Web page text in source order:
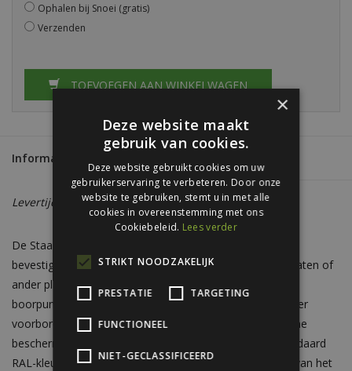
Ophalen bij Snoei (gratis)
Verzenden
TOEVOEGEN AAN WINKELWAGEN
Informatie
Levertijd: Circa 5 - 7 werkdagen
De Staaltex-schroeven zijn speciaal ontwikkeld voor het
bevestigen van zetwerk en afwerklijsten op stalen golfplaten of
ander plaatmateriaal. Dankzij de korte lengte en scherpe
boorpunt bieden ze een snelle en stevige montage zonder
voorboren. De schroeven zijn verzinkt voor een duurzame
bescherming tegen corrosie en leverbaar in al onze standaard
RAL-kleuren, zodat ze esthetisch aansluiten bij de kleur van het
×
Deze website maakt
gebruik van cookies.
Deze website gebruikt cookies om uw
gebruikerservaring te verbeteren. Door onze
website te gebruiken, stemt u in met alle
cookies in overeenstemming met ons
Cookiebeleid. Lees verder
STRIKT NOODZAKELIJK
PRESTATIE TARGETING
FUNCTIONEEL
NIET-GECLASSIFICEERD